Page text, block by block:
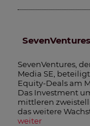
SevenVentures,
Media SE,
Equity-Deals am
Das Investment
mittleren
das weitere
weiter